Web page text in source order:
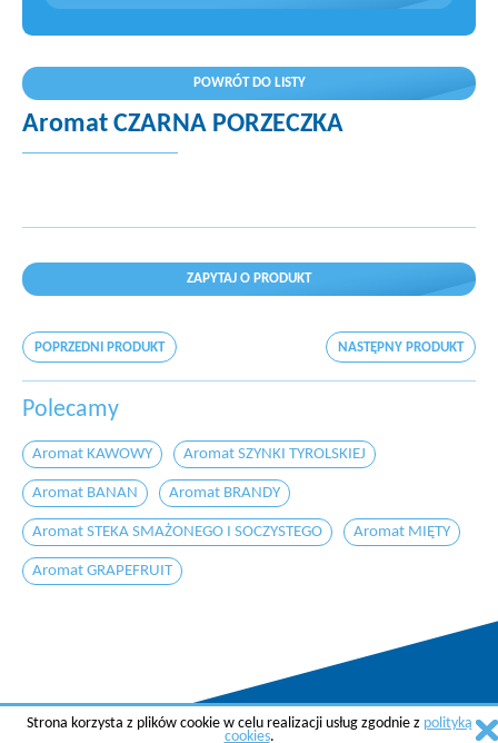
POWRÓT DO LISTY
Aromat CZARNA PORZECZKA
ZAPYTAJ O PRODUKT
POPRZEDNI PRODUKT NASTĘPNY PRODUKT
Polecamy
Aromat KAWOWY Aromat SZYNKI TYROLSKIEJ
Aromat BANAN Aromat BRANDY
Aromat STEKA SMAŻONEGO I SOCZYSTEGO Aromat MIĘTY
Aromat GRAPEFRUIT
Copyright © 2015 AGREMA Poland Sp. z o.o.
Strona korzysta z plików cookie w celu realizacji usług zgodnie z polityką
cookies.